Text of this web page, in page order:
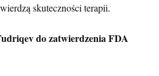
skuteczności terapii.
do zatwierdzenia FDA